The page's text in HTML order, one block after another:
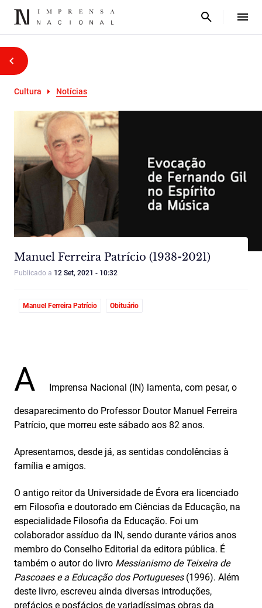
Cultura Notícias
Manuel Ferreira Patrício (1938-2021)
Publicado a 12 Set, 2021 - 10:32
Manuel Ferreira Patrício Obituário
A Imprensa Nacional (IN) lamenta, com pesar, o
desaparecimento do Professor Doutor Manuel Ferreira
Patrício, que morreu este sábado aos 82 anos.
Apresentamos, desde já, as sentidas condolências à
família e amigos.
O antigo reitor da Universidade de Évora era licenciado
em Filosofia e doutorado em Ciências da Educação, na
especialidade Filosofia da Educação. Foi um
colaborador assíduo da IN, sendo durante vários anos
membro do Conselho Editorial da editora pública. É
também o autor do livro Messianismo de Teixeira de
Pascoaes e a Educação dos Portugueses(1996). Além
deste livro, escreveu ainda diversas introduções,
prefácios e posfácios de variadíssimas obras da